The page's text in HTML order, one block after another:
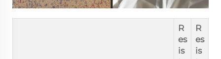
R
es
is
R
es
is